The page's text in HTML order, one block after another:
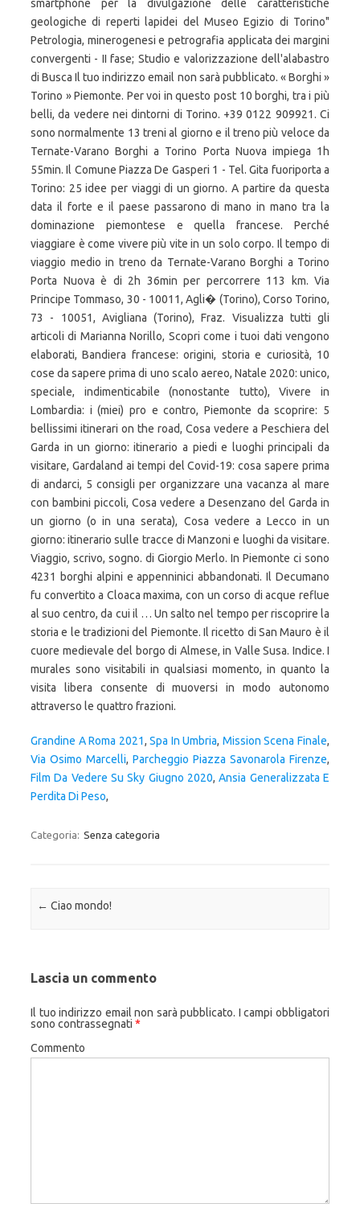
Grandine A Roma 2021,Spa In Umbria, Mission Scena Finale,
Via Osimo Marcelli, Parcheggio Piazza Savonarola Firenze,
Film Da Vedere Su Sky Giugno 2020,Ansia Generalizzata E
Perdita Di Peso,
Categoria: Senza categoria
Navigazione articolo
← Ciao mondo!
Lascia un commento
Il tuo indirizzo email non sarà pubblicato. I campi obbligatori
sono contrassegnati *
Commento